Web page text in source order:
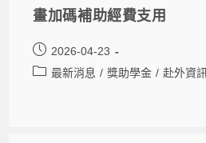
畫加碼補助經費支用
2026-04-23
最新消息 / 獎助學金 / 赴外資訊